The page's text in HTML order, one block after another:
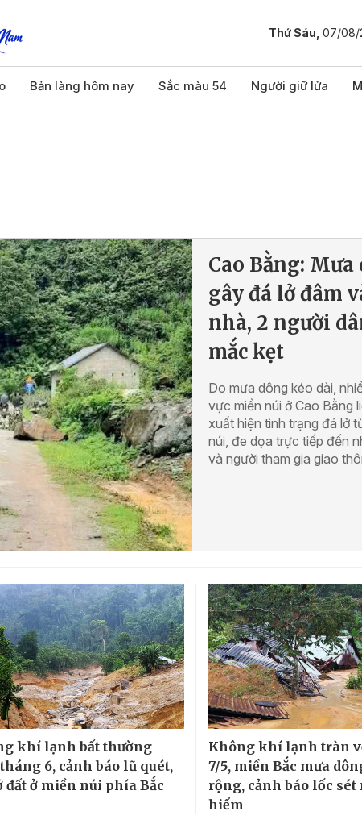
Thứ Sáu, 07/08/
Bản làng hôm nay Sắc màu 54 Người giữ lửa
Cao Bằng: Mưa
gây đá lở đâm
nhà, 2 người
mắc kẹt
Do mưa dông kéo dài,
vực miền núi ở Cao Bằng
xuất hiện tình trạng đá lở
núi, đe dọa trực tiếp đến
và người tham gia giao
khí lạnh bất thường
6, cảnh báo lũ quét,
đất ở miền núi phía Bắc
Không khí lạnh tràn
7/5, miền Bắc mưa
rộng, cảnh báo lốc sét
hiểm